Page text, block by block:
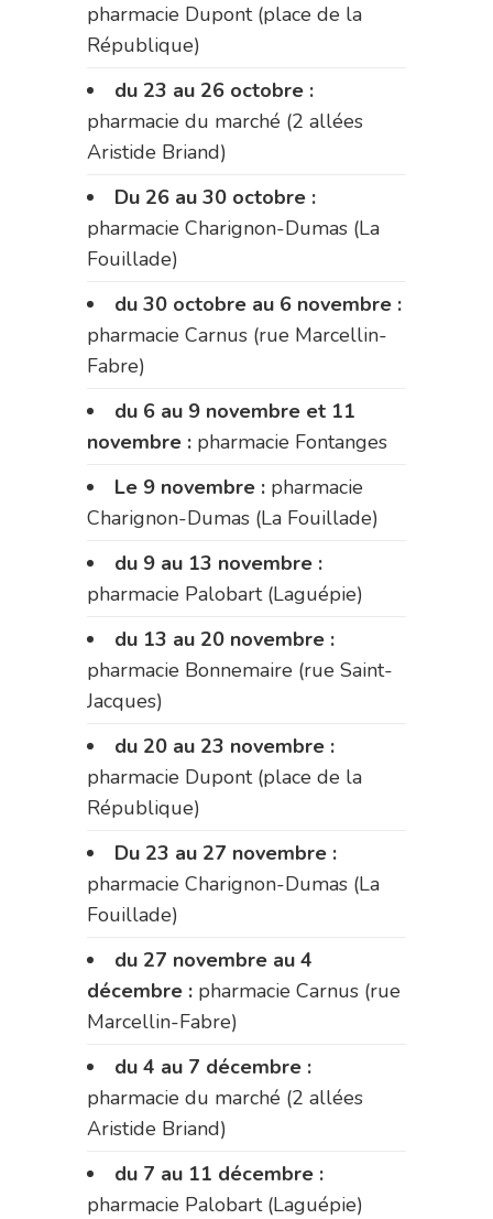
pharmacie Dupont (place de la
République)
du 23 au 26 octobre :
pharmacie du marché (2 allées
Aristide Briand)
Du 26 au 30 octobre :
pharmacie Charignon-Dumas (La
Fouillade)
du 30 octobre au 6 novembre :
pharmacie Carnus (rue Marcellin-
Fabre)
du 6 au 9 novembre et 11
novembre : pharmacie Fontanges
Le 9 novembre : pharmacie
Charignon-Dumas (La Fouillade)
du 9 au 13 novembre :
pharmacie Palobart (Laguépie)
du 13 au 20 novembre :
pharmacie Bonnemaire (rue Saint-
Jacques)
du 20 au 23 novembre :
pharmacie Dupont (place de la
République)
Du 23 au 27 novembre :
pharmacie Charignon-Dumas (La
Fouillade)
du 27 novembre au 4
décembre : pharmacie Carnus (rue
Marcellin-Fabre)
du 4 au 7 décembre :
pharmacie du marché (2 allées
Aristide Briand)
du 7 au 11 décembre :
pharmacie Palobart (Laguépie)